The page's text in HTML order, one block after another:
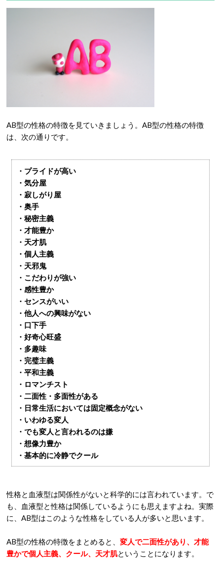
AB型の性格の特徴を見ていきましょう。AB型の性格の特徴
は、次の通りです。
・プライドが高い
・気分屋
・寂しがり屋
・奥手
・秘密主義
・才能豊か
・天才肌
・個人主義
・天邪鬼
・こだわりが強い
・感性豊か
・センスがいい
・他人への興味がない
・口下手
・好奇心旺盛
・多趣味
・完璧主義
・平和主義
・ロマンチスト
・二面性・多面性がある
・日常生活においては固定概念がない
・いわゆる変人
・でも変人と言われるのは嫌
・想像力豊か
・基本的に冷静でクール
性格と血液型は関係性がないと科学的には言われています。で
も、血液型と性格は関係しているようにも思えますよね。実際
に、AB型はこのような性格をしている人が多いと思います。
AB型の性格の特徴をまとめると、 変人で二面性があり、才能
豊かで個人主義、クール、天才肌ということになります。